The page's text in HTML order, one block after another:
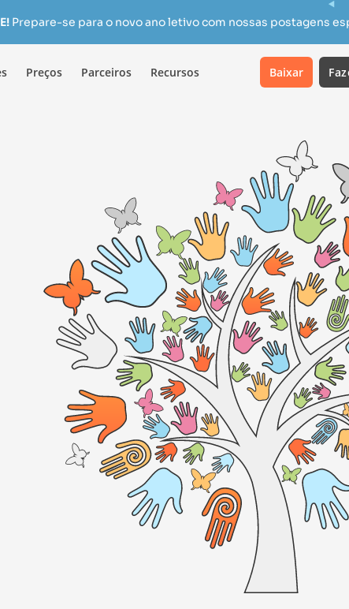
Prepare-se para o novo ano letivo com nossas postagens
Preços Parceiros Recursos Baixar